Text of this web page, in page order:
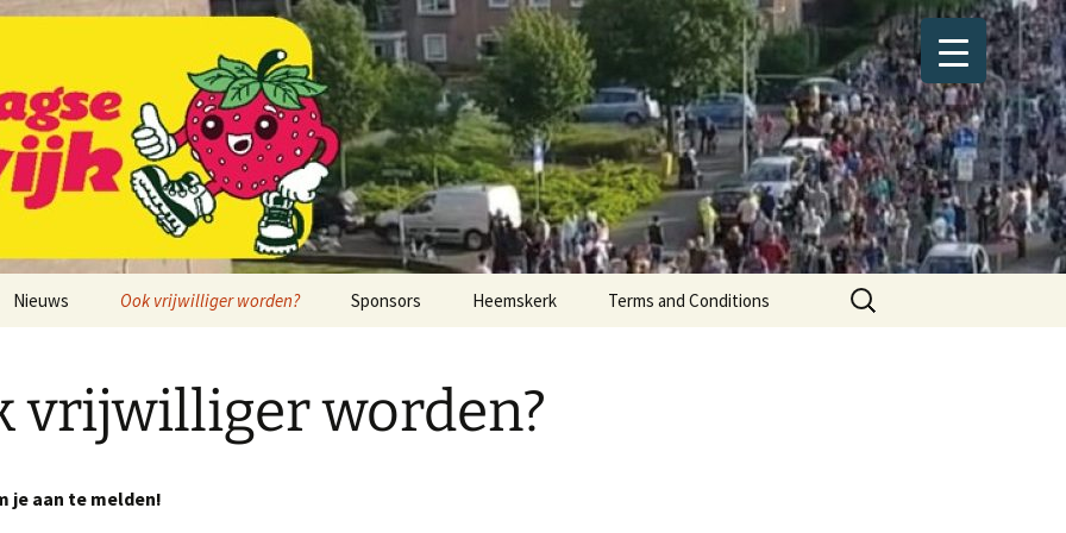
Beverwijk
Nieuws Ook vrijwilliger worden? Sponsors Heemskerk Terms and Conditions
Zoeken
naar:
vrijwilliger worden?
je aan te melden!